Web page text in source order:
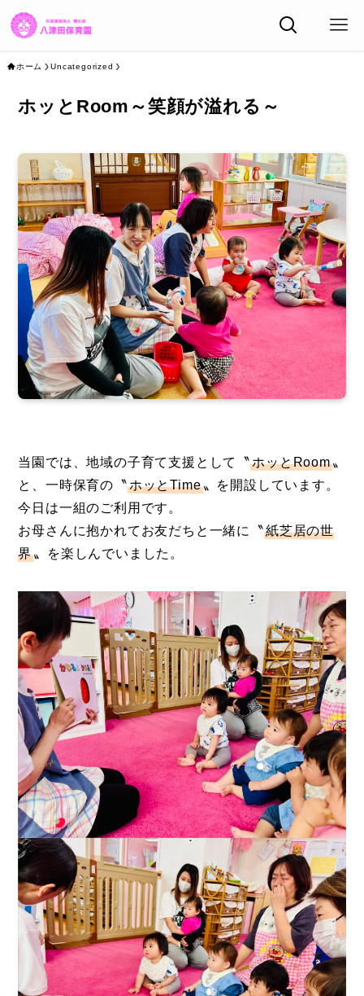
ホーム Uncategorized
ホッとRoom～笑顔が溢れる～
当園では、地域の子育て支援として〝ホッとRoom〟
と、一時保育の〝ホッとTime〟を開設しています。
今日は一組のご利用です。
お母さんに抱かれてお友だちと一緒に〝紙芝居の世
界〟を楽しんでいました。